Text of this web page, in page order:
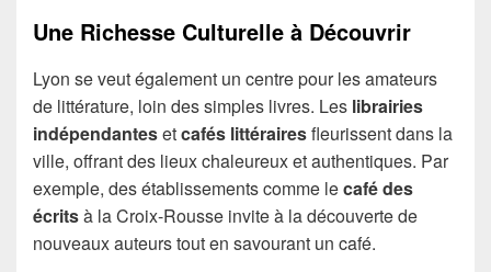
Une Richesse Culturelle à Découvrir
Lyon se veut également un centre pour les amateurs
de littérature, loin des simples livres. Les librairies
indépendantesetcafés littérairesfleurissent dans la
ville, offrant des lieux chaleureux et authentiques. Par
exemple, des établissements comme lecafé des
écritsà la Croix-Rousse invite à la découverte de
nouveaux auteurs tout en savourant un café.